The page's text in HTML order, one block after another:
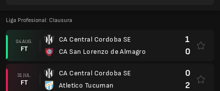
Liga Profesional: Clausura
04 AUG.
FT
CA Central Cordoba SE
CA San Lorenzo de Almagro
1
0
31 JUL.
FT
CA Central Cordoba SE
Atletico Tucuman
0
2